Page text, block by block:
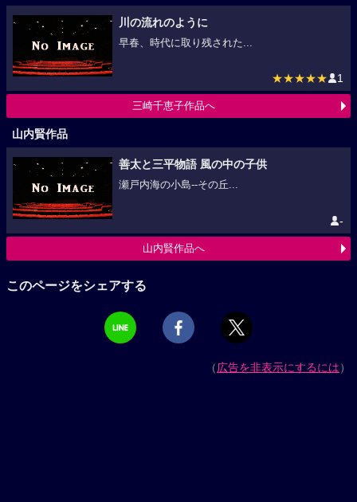
川の流れのように
早春、時代に取り残された...
★★★★★ 1
三崎千恵子作品へ
山内賢作品
善太と三平物語 風の中の子供
瀬戸内海の小島--その丘...
-
山内賢作品へ
このページをシェアする
（広告を非表示にするには）